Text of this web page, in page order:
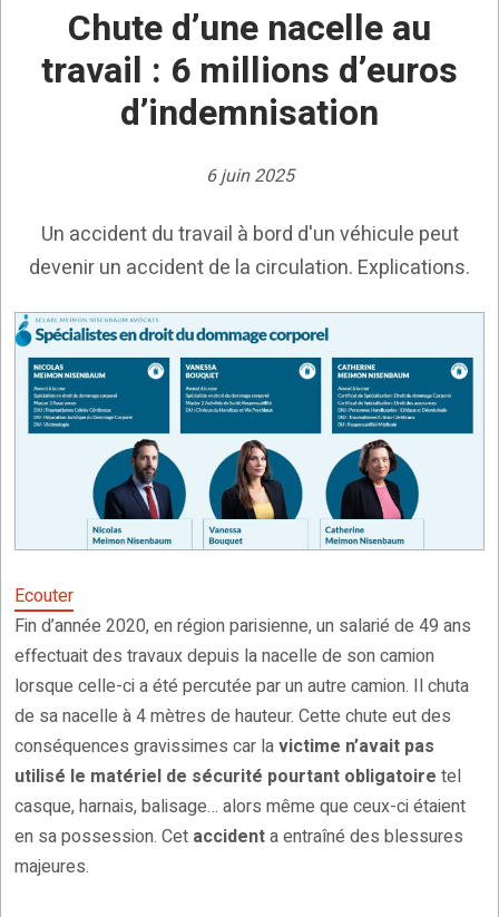
Chute d’une nacelle au
travail : 6 millions d’euros
d’indemnisation
6 juin 2025
Un accident du travail à bord d'un véhicule peut
devenir un accident de la circulation. Explications.
Ecouter
Fin d’année 2020, en région parisienne, un salarié de 49 ans
effectuait des travaux depuis la nacelle de son camion
lorsque celle-ci a été percutée par un autre camion. Il chuta
de sa nacelle à 4 mètres de hauteur. Cette chute eut des
conséquences gravissimes car lavictime n’avait pas
utilisé le matériel de sécurité pourtant obligatoire tel
casque, harnais, balisage… alors même que ceux-ci étaient
en sa possession. Cet accidenta entraîné des blessures
majeures.